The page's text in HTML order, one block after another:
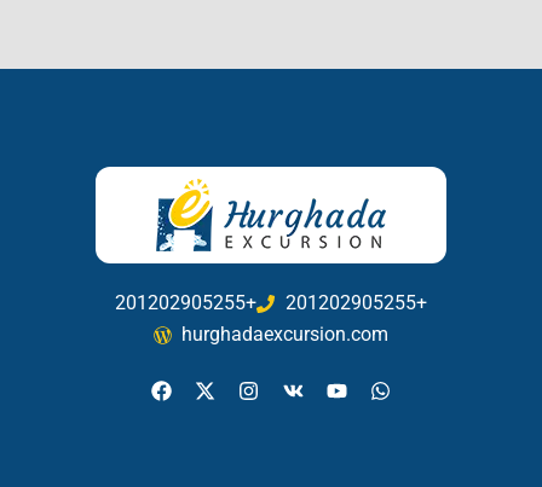
201202905255+
201202905255+
hurghadaexcursion.com